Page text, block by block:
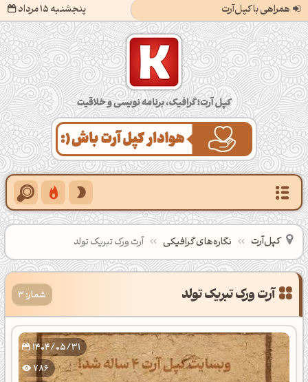
همراهی با کپل‌آرت پنجشنبه 15 مرداد
کپل‌آرت؛ گرافیک، برنامه‌نویسی و خلاقیت
کپل‌آرت نگاره‌های گرافیکی آرت ورک تبریک تولد
آرت ورک تبریک تولد شمار: 3
1404/05/31
786